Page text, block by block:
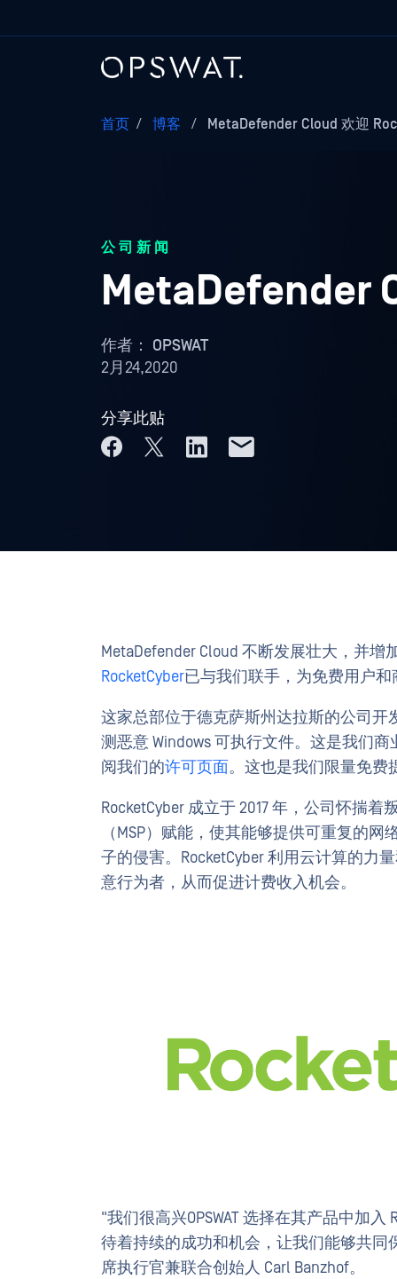
首页 / 博客 / MetaDefender Cloud 欢迎
公司新闻
MetaDefender
作者： OPSWAT
2月24,2020
分享此贴
MetaDefender Cloud 不断发展壮大，并
RocketCyber已与我们联手，为免费用户
这家总部位于德克萨斯州达拉斯的公司
测恶意 Windows 可执行文件。这是我们
阅我们的许可页面。这也是我们限量免费
RocketCyber 成立于 2017 年，公司怀揣
（MSP）赋能，使其能够提供可重复的
子的侵害。RocketCyber 利用云计算的力
意行为者，从而促进计费收入机会。
"我们很高兴OPSWAT 选择在其产品中加
待着持续的成功和机会，让我们能够共同
席执行官兼联合创始人 Carl Banzhof。